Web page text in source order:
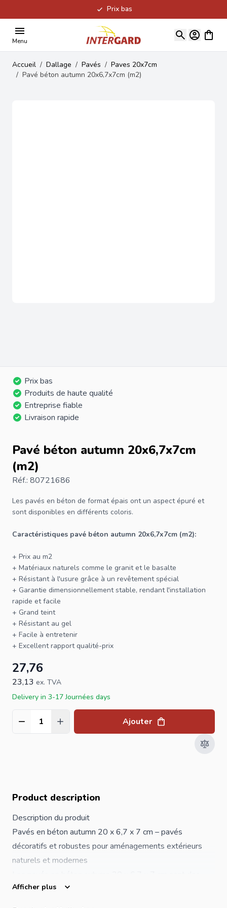
Prix bas
Menu
Voir
Accueil / Dallage / Pavés / Paves 20x7cm
/ Pavé béton autumn 20x6,7x7cm (m2)
Prix bas
Produits de haute qualité
Entreprise fiable
Livraison rapide
Pavé béton autumn 20x6,7x7cm
(m2)
Réf.: 80721686
Les pavés en béton de format épais ont un aspect épuré et
sont disponibles en différents coloris.
Caractéristiques pavé béton autumn 20x6,7x7cm (m2):
+ Prix au m2
+ Matériaux naturels comme le granit et le basalte
+ Résistant à l'usure grâce à un revêtement spécial
+ Garantie dimensionnellement stable, rendant l'installation
rapide et facile
+ Grand teint
+ Résistant au gel
+ Facile à entretenir
+ Excellent rapport qualité-prix
27,76
23,13 ex. TVA
Delivery in 3-17 Journées days
Quantité Ajouter
Product description
Description du produit
Pavés en béton autumn 20 x 6,7 x 7 cm – pavés
décoratifs et robustes pour aménagements extérieurs
naturels et modernes
pavés résistants avec un mélange de teintes naturelles
Afficher plus